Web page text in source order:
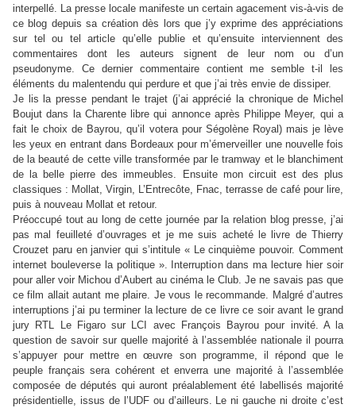
interpellé. La presse locale manifeste un certain agacement vis-à-vis de
ce blog depuis sa création dès lors que j’y exprime des appréciations
sur tel ou tel article qu’elle publie et qu’ensuite interviennent des
commentaires dont les auteurs signent de leur nom ou d’un
pseudonyme. Ce dernier commentaire contient me semble t-il les
éléments du malentendu qui perdure et que j’ai très envie de dissiper.
Je lis la presse pendant le trajet (j’ai apprécié la chronique de Michel
Boujut dans
la Charentelibre qui annonce après Philippe Meyer, qui a
fait le choix de Bayrou, qu’il votera pour Ségolène Royal) mais je lève
les yeux en entrant dans Bordeaux pour m’émerveiller une nouvelle fois
de la beauté de cette ville transformée par le tramway et le blanchiment
de la belle pierre des immeubles. Ensuite mon circuit est des plus
classiques : Mollat, Virgin, L’Entrecôte, Fnac, terrasse de café pour lire,
puis à nouveau Mollat et retour.
Préoccupé tout au long de cette journée par la relation blog presse, j’ai
pas mal feuilleté d’ouvrages et je me suis acheté le livre de Thierry
Crouzet paru en janvier qui s’intitule « Le cinquième pouvoir. Comment
internet bouleverse la politique ». Interruption dans ma lecture hier soir
pour aller voir Michou d’Aubert au cinéma le Club. Je ne savais pas que
ce film allait autant me plaire. Je vous le recommande. Malgré d’autres
interruptions j’ai pu terminer la lecture de ce livre ce soir avant le grand
jury RTL Le Figaro sur LCI avec François Bayrou pour invité. A la
question de savoir sur quelle majorité à l’assemblée nationale il pourra
s’appuyer pour mettre en œuvre son programme, il répond que le
peuple français sera cohérent et enverra une majorité à l’assemblée
composée de députés qui auront préalablement été labellisés majorité
présidentielle, issus de l’UDF ou d’ailleurs. Le ni gauche ni droite c’est